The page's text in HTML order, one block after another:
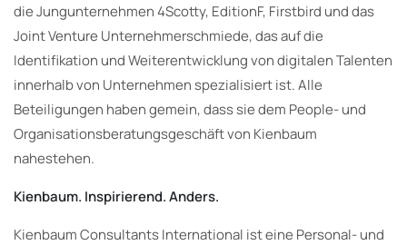
die Jungunternehmen 4Scotty, EditionF, Firstbird und das
Joint Venture Unternehmerschmiede, das auf die
Identifikation und Weiterentwicklung von digitalen Talenten
innerhalb von Unternehmen spezialisiert ist. Alle
Beteiligungen haben gemein, dass sie dem People- und
Organisationsberatungsgeschäft von Kienbaum
nahestehen.
Kienbaum. Inspirierend. Anders.
Kienbaum Consultants International ist eine Personal- und